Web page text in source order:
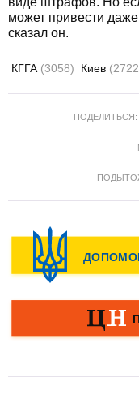
может привести даже
сказал он.
КГГА (3058) Киев
ПОДЕЛИТЬСЯ: